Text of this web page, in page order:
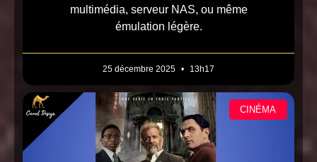
multimédia, serveur NAS, ou même
émulation légère.
25 décembre 2025 13h17
CINÉMA